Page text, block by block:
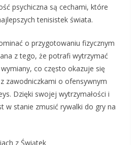
psychiczna są cechami, które
tenisistek świata.
o przygotowaniu fizycznym
z tego, że potrafi wytrzymać
co często okazuje się
zawodniczkami o ofensywnym
Dzięki swojej wytrzymałości i
w stanie zmusić rywalki do gry na
z Świątek